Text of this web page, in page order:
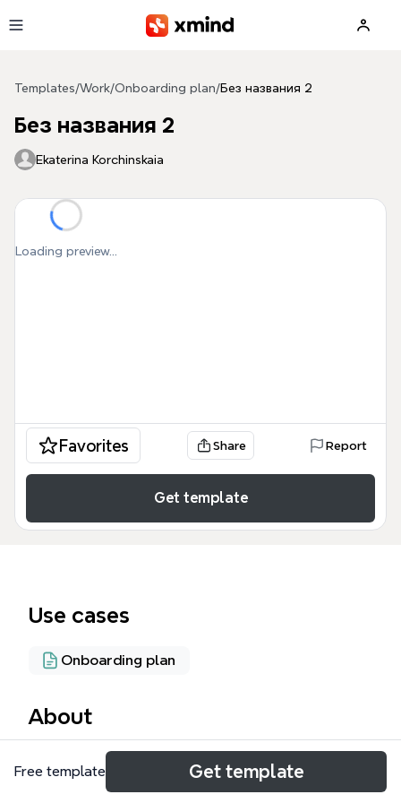
Templates/Work/Onboarding plan/Без названия 2
Без названия 2
Ekaterina Korchinskaia
Loading preview...
Favorites Share Report
Get template
Use cases
Onboarding plan
About
Этот Личные консультации шаблон Xmind
представляет собой структурированную
Free template Get template